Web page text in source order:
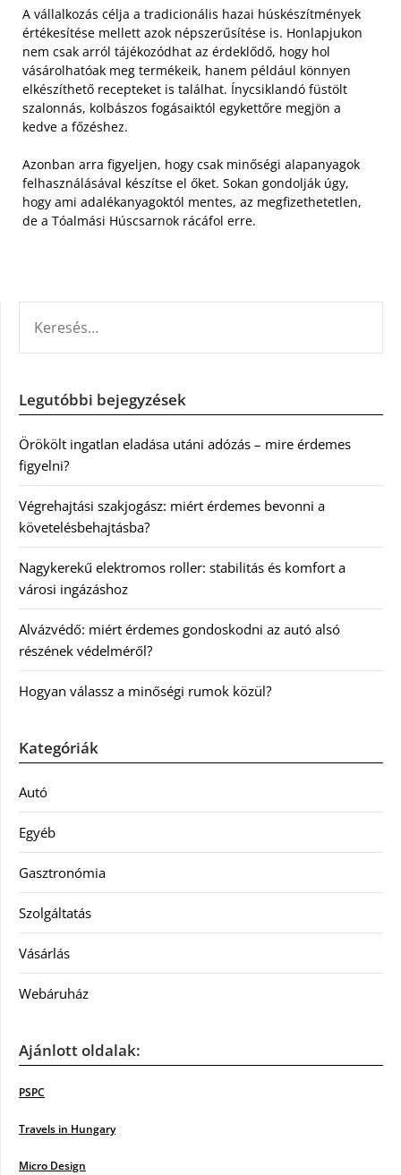
A vállalkozás célja a tradicionális hazai húskészítmények
értékesítése mellett azok népszerűsítése is. Honlapjukon
nem csak arról tájékozódhat az érdeklődő, hogy hol
vásárolhatóak meg termékeik, hanem például könnyen
elkészíthető recepteket is találhat. Ínycsiklandó füstölt
szalonnás, kolbászos fogásaiktól egykettőre megjön a
kedve a főzéshez.
Azonban arra figyeljen, hogy csak minőségi alapanyagok
felhasználásával készítse el őket. Sokan gondolják úgy,
hogy ami adalékanyagoktól mentes, az megfizethetetlen,
de a Tóalmási Húscsarnok rácáfol erre.
Legutóbbi bejegyzések
Örökölt ingatlan eladása utáni adózás – mire érdemes
figyelni?
Végrehajtási szakjogász: miért érdemes bevonni a
követelésbehajtásba?
Nagykerekű elektromos roller: stabilitás és komfort a
városi ingázáshoz
Alvázvédő: miért érdemes gondoskodni az autó alsó
részének védelméről?
Hogyan válassz a minőségi rumok közül?
Kategóriák
Autó
Egyéb
Gasztronómia
Szolgáltatás
Vásárlás
Webáruház
Ajánlott oldalak:
PSPC
Travels in Hungary
Micro Design